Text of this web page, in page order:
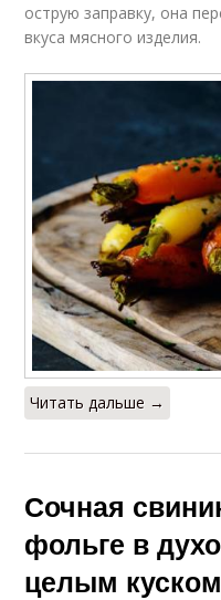
острую заправку, она
вкуса мясного изделия.
Читать дальше →
Сочная
фольге в
целым